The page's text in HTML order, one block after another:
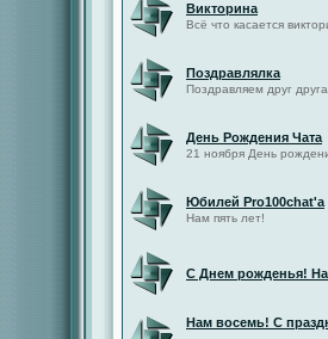
Викторина
Всё что касается
Поздравлялка
Поздравляем друг друга
День Рождения Чата
21 ноября День
Юбилей Pro100chat'а
Нам пять лет!
С Днем рожденья!
Нам восемь! С